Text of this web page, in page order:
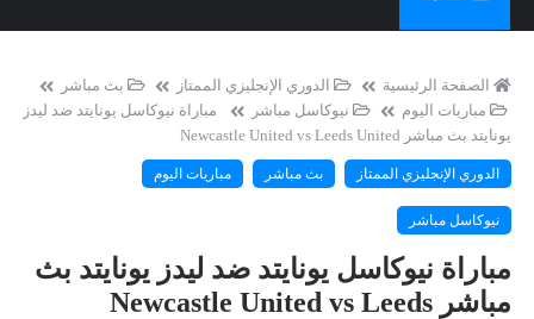
الصفحة الرئيسية الدوري الإنجليزي الممتاز
بث مباشر
مباريات اليوم
نيوكاسل مباشر
مباراة نيوكاسل يونايتد ضد ليدز
يونايتد بث مباشر Newcastle United vs Leeds United
الدوري الإنجليزي الممتاز بث مباشر مباريات اليوم
نيوكاسل مباشر
مباراة نيوكاسل يونايتد ضد ليدز يونايتد بث
مباشر Newcastle United vs Leeds